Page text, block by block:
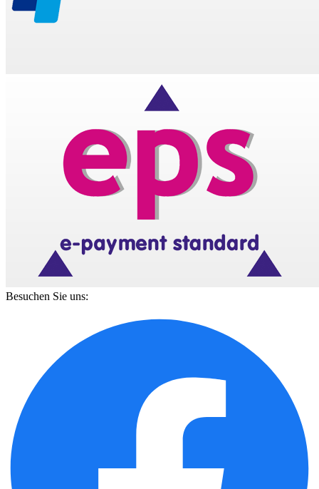
Besuchen Sie uns: